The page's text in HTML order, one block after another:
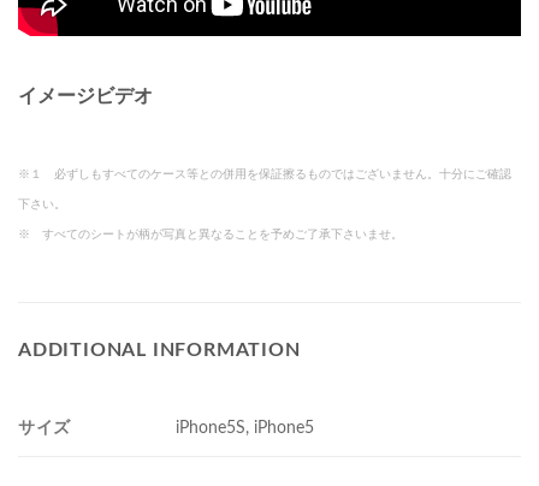
イメージビデオ
※１ 必ずしもすべてのケース等との併用を保証擦るものではございません。十分にご確認
下さい。
※ すべてのシートが柄が写真と異なることを予めご了承下さいませ。
ADDITIONAL INFORMATION
サイズ iPhone5S, iPhone5